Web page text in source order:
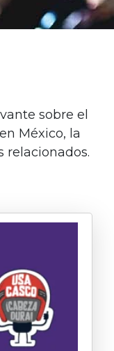
sobre el
México, la
relacionados.